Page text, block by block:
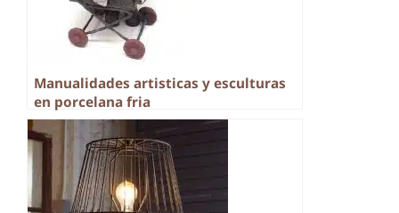
Manualidades artisticas y esculturas
en porcelana fria